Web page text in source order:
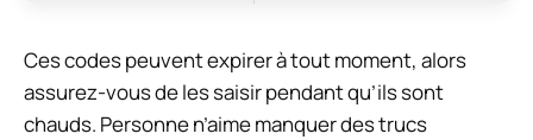
Ces codes peuvent expirer à tout moment, alors
assurez-vous de les saisir pendant qu’ils sont
chauds. Personne n’aime manquer des trucs